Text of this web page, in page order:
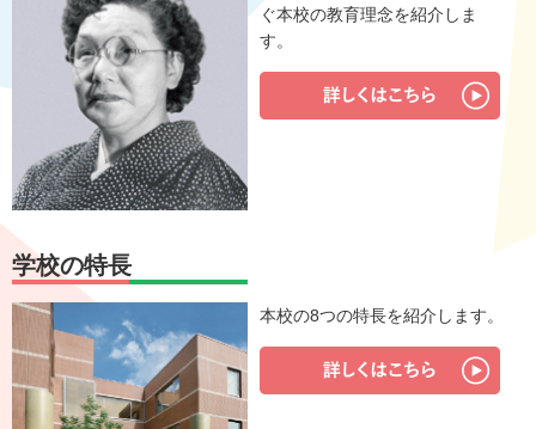
ぐ本校の教育理念を紹介しま
す。
学校の特長
本校の8つの特長を紹介します。